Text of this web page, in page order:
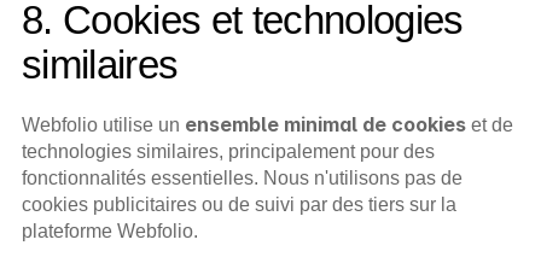
8. Cookies et technologies
similaires
Webfolio utilise un ensemble minimal de cookies et de
technologies similaires, principalement pour des
fonctionnalités essentielles. Nous n'utilisons pas de
cookies publicitaires ou de suivi par des tiers sur la
plateforme Webfolio.